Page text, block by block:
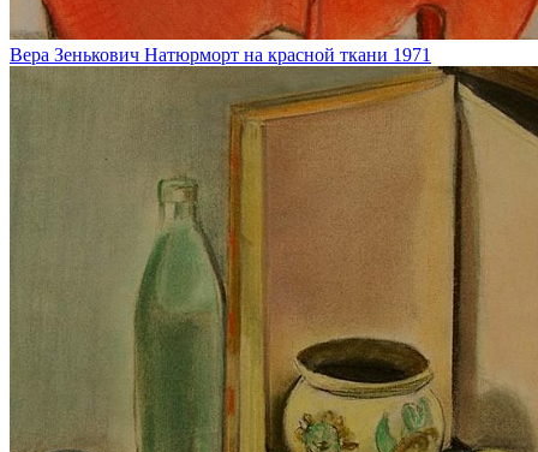
Вера Зенькович Натюрморт на красной ткани 1971